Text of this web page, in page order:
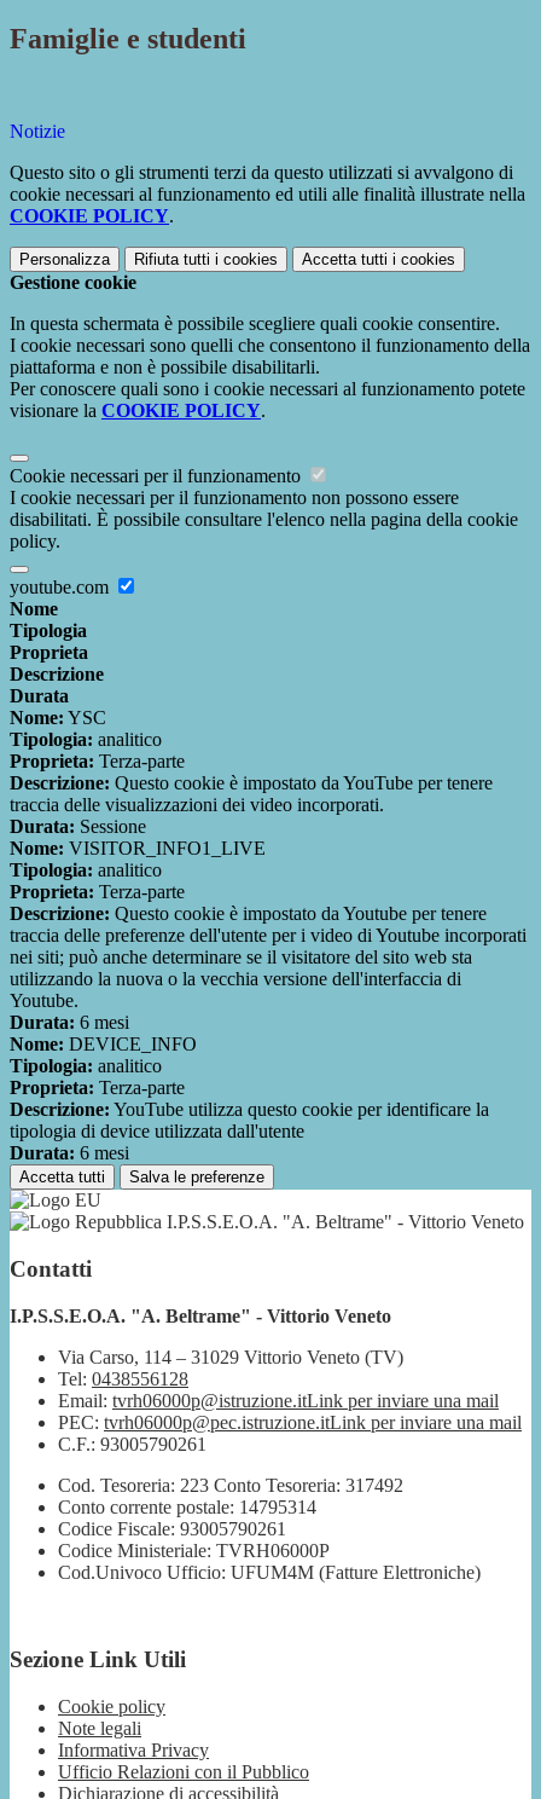
Famiglie e studenti
Notizie
Questo sito o gli strumenti terzi da questo utilizzati si avvalgono di
cookie necessari al funzionamento ed utili alle finalità illustrate nella
COOKIE POLICY.
Personalizza Rifiuta tutti i cookies Accetta tutti i cookies
Gestione cookie
In questa schermata è possibile scegliere quali cookie consentire.
I cookie necessari sono quelli che consentono il funzionamento della
piattaforma e non è possibile disabilitarli.
Per conoscere quali sono i cookie necessari al funzionamento potete
visionare la COOKIE POLICY.
Cookie necessari per il funzionamento
I cookie necessari per il funzionamento non possono essere
disabilitati. È possibile consultare l'elenco nella pagina della cookie
policy.
youtube.com
Nome
Tipologia
Proprieta
Descrizione
Durata
Nome: YSC
Tipologia: analitico
Proprieta: Terza-parte
Descrizione: Questo cookie è impostato da YouTube per tenere
traccia delle visualizzazioni dei video incorporati.
Durata: Sessione
Nome: VISITOR_INFO1_LIVE
Tipologia: analitico
Proprieta: Terza-parte
Descrizione: Questo cookie è impostato da Youtube per tenere
traccia delle preferenze dell'utente per i video di Youtube incorporati
nei siti; può anche determinare se il visitatore del sito web sta
utilizzando la nuova o la vecchia versione dell'interfaccia di
Youtube.
Durata: 6 mesi
Nome: DEVICE_INFO
Tipologia: analitico
Proprieta: Terza-parte
Descrizione: YouTube utilizza questo cookie per identificare la
tipologia di device utilizzata dall'utente
Durata: 6 mesi
Accetta tutti Salva le preferenze
I.P.S.S.E.O.A. "A. Beltrame" - Vittorio Veneto
Contatti
I.P.S.S.E.O.A. "A. Beltrame" - Vittorio Veneto
Via Carso, 114 – 31029 Vittorio Veneto (TV)
Tel: 0438556128
Email: tvrh06000p@istruzione.itLink per inviare una mail
PEC: tvrh06000p@pec.istruzione.itLink per inviare una mail
C.F.: 93005790261
Cod. Tesoreria: 223 Conto Tesoreria: 317492
Conto corrente postale: 14795314
Codice Fiscale: 93005790261
Codice Ministeriale: TVRH06000P
Cod.Univoco Ufficio: UFUM4M (Fatture Elettroniche)
Sezione Link Utili
Cookie policy
Note legali
Informativa Privacy
Ufficio Relazioni con il Pubblico
Dichiarazione di accessibilità